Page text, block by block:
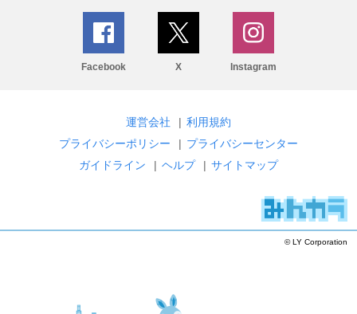
Facebook X Instagram
運営会社 | 利用規約
プライバシーポリシー
| プライバシーセンター
ガイドライン
| ヘルプ | サイトマップ
© LY Corporation